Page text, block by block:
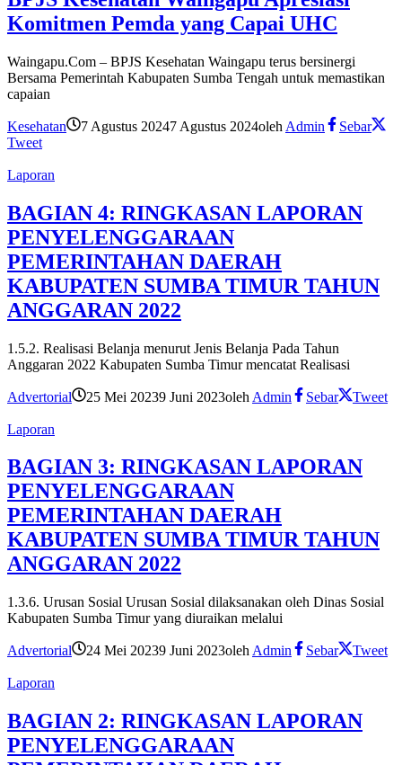
Komitmen Pemda yang Capai UHC
Waingapu.Com – BPJS Kesehatan Waingapu terus bersinergi
Bersama Pemerintah Kabupaten Sumba Tengah untuk memastikan
capaian
Kesehatan 7 Agustus 20247 Agustus 2024oleh Admin
Sebar
Tweet
Laporan
BAGIAN 4: RINGKASAN LAPORAN
PENYELENGGARAAN
PEMERINTAHAN DAERAH
KABUPATEN SUMBA TIMUR TAHUN
ANGGARAN 2022
1.5.2. Realisasi Belanja menurut Jenis Belanja Pada Tahun
Anggaran 2022 Kabupaten Sumba Timur mencatat Realisasi
Advertorial 25 Mei 20239 Juni 2023oleh Admin Sebar Tweet
Laporan
BAGIAN 3: RINGKASAN LAPORAN
PENYELENGGARAAN
PEMERINTAHAN DAERAH
KABUPATEN SUMBA TIMUR TAHUN
ANGGARAN 2022
1.3.6. Urusan Sosial Urusan Sosial dilaksanakan oleh Dinas Sosial
Kabupaten Sumba Timur yang diuraikan melalui
Advertorial 24 Mei 20239 Juni 2023oleh Admin Sebar Tweet
Laporan
BAGIAN 2: RINGKASAN LAPORAN
PENYELENGGARAAN